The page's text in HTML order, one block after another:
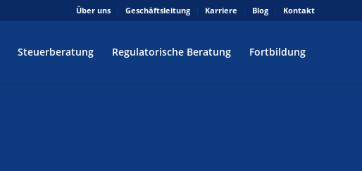
Über uns Geschäftsleitung Karriere Blog Kontakt
Steuerberatung Regulatorische Beratung Fortbildung